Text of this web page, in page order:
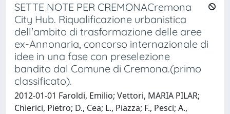
SETTE NOTE PER CREMONACremona
City Hub. Riqualificazione urbanistica
dell'ambito di trasformazione delle aree
ex-Annonaria, concorso internazionale di
idee in una fase con preselezione
bandito dal Comune di Cremona.(primo
classificato).
2012-01-01 Faroldi, Emilio; Vettori, MARIA PILAR;
Chierici, Pietro; D., Cea; L., Piazza; F., Pesci; A.,